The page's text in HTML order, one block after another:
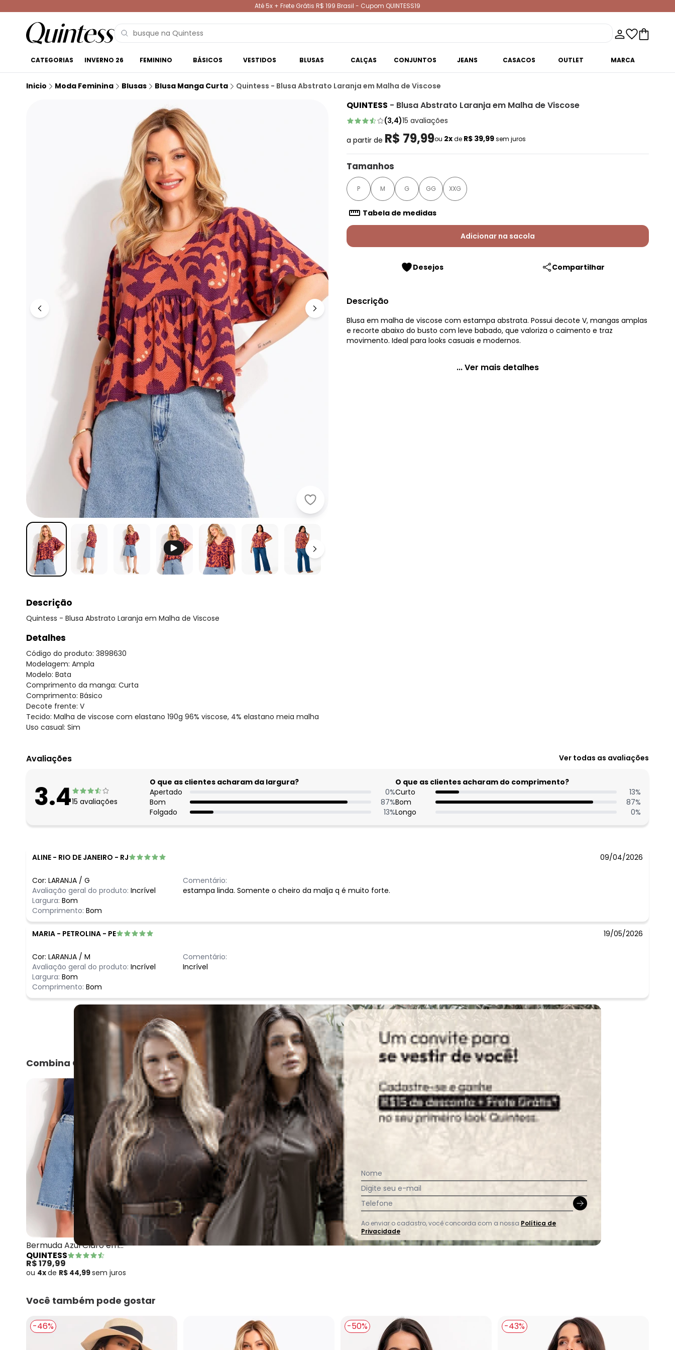
Até 5x + Frete Grátis R$ 199 Brasil - Cupom QUINTESS19
CATEGORIAS INVERNO 26 FEMININO BÁSICOS VESTIDOS BLUSAS CALÇAS CONJUNTOS JEANS CASACOS OUTLET MARCA
Inicio Moda Feminina Blusas Blusa Manga Curta Quintess - Blusa Abstrato Laranja em Malha de Viscose
Quintess - Blusa Abstrato Laranja em Malha de Viscose
QUINTESS - Blusa Abstrato Laranja em Malha de Viscose
(3,4)15 avaliações
a partir de R$ 79,99ou 2xde R$ 39,99sem juros
Tamanhos
P M G GG XXG
Tabela de medidas
Adicionar na sacola
Desejos Compartilhar
Descrição
Blusa em malha de viscose com estampa abstrata. Possui decote V, mangas amplas
e recorte abaixo do busto com leve babado, que valoriza o caimento e traz
movimento. Ideal para looks casuais e modernos.
... Ver mais detalhes
Descrição
Quintess - Blusa Abstrato Laranja em Malha de Viscose
Detalhes
Código do produto: 3898630
Modelagem: Ampla
Modelo: Bata
Comprimento da manga: Curta
Comprimento: Básico
Decote frente: V
Tecido: Malha de viscose com elastano 190g 96% viscose, 4% elastano meia malha
Uso casual: Sim
Avaliações Ver todas as avaliações
3.415 avaliações
O que as clientes acharam da largura?
Apertado
0%
Bom
87%
Folgado
13%
O que as clientes acharam do comprimento?
Curto
13%
Bom
87%
Longo
0%
ALINE - RIO DE JANEIRO - RJ 09/04/2026
Cor: LARANJA / G
Avaliação geral do produto: Incrível
Largura: Bom
Comprimento: Bom
Comentário:
estampa linda. Somente o cheiro da malja q é muito forte.
MARIA - PETROLINA - PE 19/05/2026
Cor: LARANJA / M
Avaliação geral do produto: Incrível
Largura: Bom
Comprimento: Bom
Comentário:
Incrível
Ver todas as avaliações
Combina Com
Quintess - Bermuda Azul Claro em Jeans
Bermuda Azul Claro em
Jeans
QUINTESS
R$ 179,99
ou 4xde R$ 44,99sem juros
Você também pode gostar
-46% -50% -43%
Nome
Digite seu e-mail
Telefone
Ao enviar o cadastro, você concorda com a nossa Política de
Privacidade